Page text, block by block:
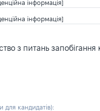
інформація]
інформація]
з питань
кандидатів):